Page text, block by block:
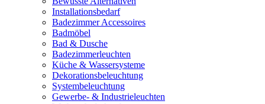
Installationsbedarf
Badezimmer Accessoires
Badmöbel
Bad & Dusche
Badezimmerleuchten
Küche & Wassersysteme
Dekorationsbeleuchtung
Systembeleuchtung
Gewerbe- & Industrieleuchten